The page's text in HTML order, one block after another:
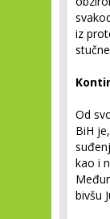
iz
Od
BiH
kao i
bivšu